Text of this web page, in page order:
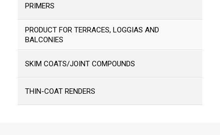
PRIMERS
PRODUCT FOR TERRACES, LOGGIAS AND
BALCONIES
SKIM COATS/JOINT COMPOUNDS
THIN-COAT RENDERS